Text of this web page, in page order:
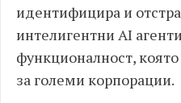
идентифицира и
интелигентни AI
функционалност,
за големи корпорации.